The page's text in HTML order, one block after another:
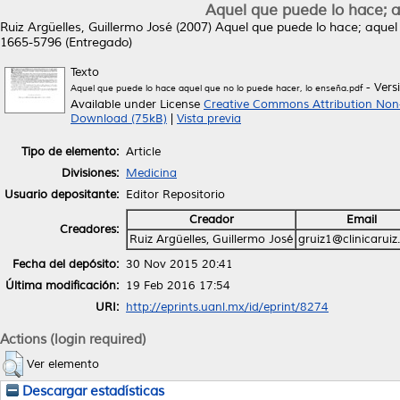
Aquel que puede lo hace;
Ruiz Argüelles, Guillermo José (2007) Aquel que puede lo hace;
1665-5796 (Entregado)
Texto
Aquel que puede lo hace aquel que no lo puede hacer, lo enseña.pdf-
Available under License Creative Commons Attribution
Download (75kB)
Vista previa
Tipo de elemento: Article
Divisiones: Medicina
Usuario depositante: Editor Repositorio
Creadores:
Creador
Email
Ruiz Argüelles, Guillermo José
Fecha del depósito: 30 Nov 2015 20:41
Última modificación: 19 Feb 2016 17:54
URI: http://eprints.uanl.mx/id/eprint/8274
Actions (login required)
Ver elemento
Descargar estadísticas